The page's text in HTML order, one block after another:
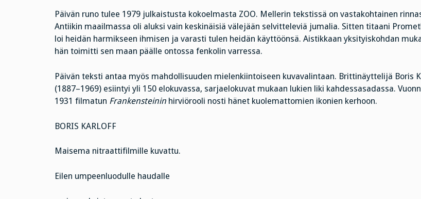
Päivän runo tulee 1979 julkaistusta kokoelmasta ZOO. Mellerin tekstissä on vastakohtainen
Antiikin maailmassa oli aluksi vain keskinäisiä välejään selvitteleviä jumalia. Sitten titaani
loi heidän harmikseen ihmisen ja varasti tulen heidän käyttöönsä. Aistikkaan yksityiskohdan
hän toimitti sen maan päälle ontossa fenkolin varressa.
Päivän teksti antaa myös mahdollisuuden mielenkiintoiseen kuvavalintaan. Brittinäyttelijä Boris
(1887–1969) esiintyi yli 150 elokuvassa, sarjaelokuvat mukaan lukien liki kahdessasadassa.
1931 filmatun Frankensteininhirviörooli nosti hänet kuolemattomien ikonien kerhoon.
BORIS KARLOFF
Maisema nitraattifilmille kuvattu.
Eilen umpeenluodulle haudalle